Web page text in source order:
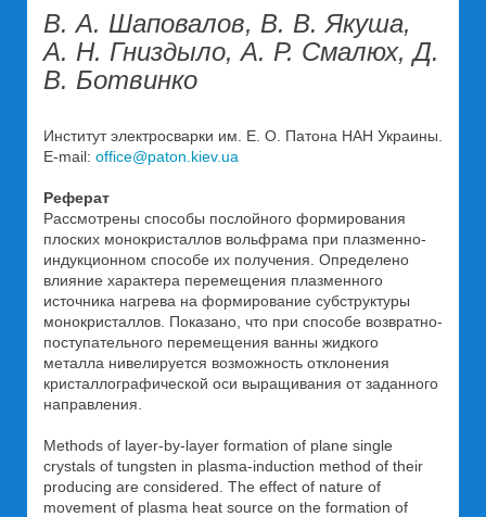
В. А. Шаповалов, В. В. Якуша,
А. Н. Гниздыло, А. Р. Смалюх, Д.
В. Ботвинко
Институт электросварки им. Е. О. Патона НАН Украины.
E-mail: office@paton.kiev.ua
Реферат
Рассмотрены способы послойного формирования
плоских монокристаллов вольфрама при плазменно-
индукционном способе их получения. Определено
влияние характера перемещения плазменного
источника нагрева на формирование субструктуры
монокристаллов. Показано, что при способе возвратно-
поступательного перемещения ванны жидкого
металла нивелируется возможность отклонения
кристаллографической оси выращивания от заданного
направления.
Methods of layer-by-layer formation of plane single
crystals of tungsten in plasma-induction method of their
producing are considered. The effect of nature of
movement of plasma heat source on the formation of